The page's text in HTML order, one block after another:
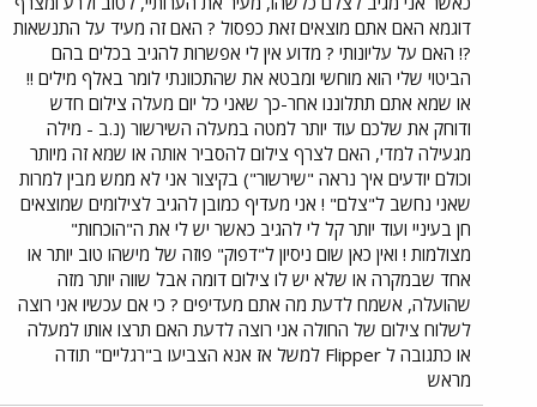
דוגמא האם אתם מוצאים זאת כפסול ? האם זה מעיד על התנשאות
?! האם על עליונותי ? מדוע אין לי אפשרות להגיב בכלים בהם
הביטוי שלי הוא מוחשי ומבטא את שהתכוונתי לומר באלף מילים !!
או שמא אתם תתלוננו אחר-כך שאני כל יום מעלה צילום חדש
ודוחק את שלכם עוד יותר למטה במעלה השירשור (נ.ב - מילה
מגעילה למדי, האם לצרף צילום להסביר אותה או שמא זה מיותר
וכולם יודעים איך נראה "שירשור") בקיצור אני לא ממש מבין למרות
שאני נחשב ל"צלם" ! אני מעדיף כמובן להגיב לצילומים שמוצאים
חן בעיניי ועוד יותר קל לי להגיב כאשר יש לי את ה"הוכחות"
מצולמות ! ואין כאן שום ניסיון ל"דפוק" פוזה של מישהו טוב יותר או
אחד שבמקרה או שלא יש לו צילום דומה אבל שווה יותר מזה
שהועלה, אשמח לדעת מה אתם מעדיפים ? כי אם עכשיו אני רוצה
לשלוח צילום של החולה אני רוצה לדעת האם תרצו אותו למעלה
או כתגובה ל Flipper למשל אז אנא הצביעו ב"רגליים" תודה
מראש